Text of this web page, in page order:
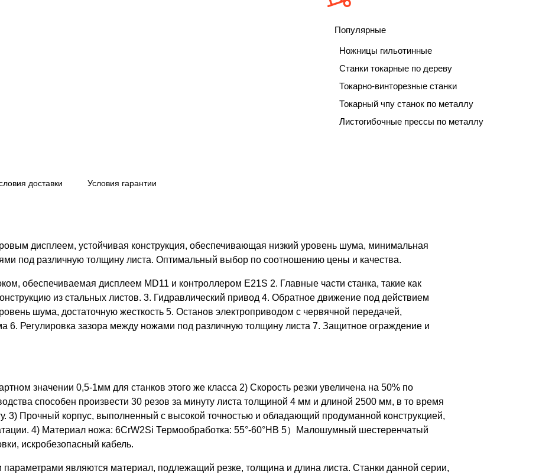
Популярные
Ножницы гильотинные
Станки токарные по дереву
Токарно-винторезные станки
Токарный чпу станок по металлу
Листогибочные прессы по металлу
доставки Условия гарантии
дисплеем, устойчивая конструкция, обеспечивающая низкий уровень шума, минимальная
под различную толщину листа. Оптимальный выбор по соотношению цены и качества.
обеспечиваемая дисплеем MD11 и контроллером E21S 2. Главные части станка, такие как
из стальных листов. 3. Гидравлический привод 4. Обратное движение под действием
шума, достаточную жесткость 5. Останов электроприводом с червячной передачей,
6. Регулировка зазора между ножами под различную толщину листа 7. Защитное ограждение и
значении 0,5-1мм для станков этого же класса 2) Скорость резки увеличена на 50% по
способен произвести 30 резов за минуту листа толщиной 4 мм и длиной 2500 мм, в то время
3) Прочный корпус, выполненный с высокой точностью и обладающий продуманной конструкцией,
4) Материал ножа: 6CrW2Si Термообработка: 55°-60°HB 5）Малошумный шестеренчатый
искробезопасный кабель.
являются материал, подлежащий резке, толщина и длина листа. Станки данной серии,